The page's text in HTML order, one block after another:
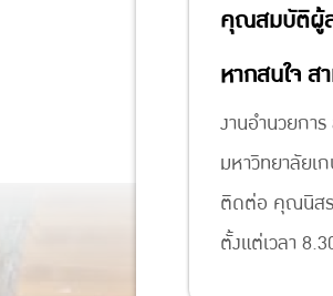
คุณสมบัติผู้
หากสนใจ ส
งานอำนวยกา
มหาวิทยาลัยเ
ติดต่อ คุณนิสร
ตั้งแต่เวลา